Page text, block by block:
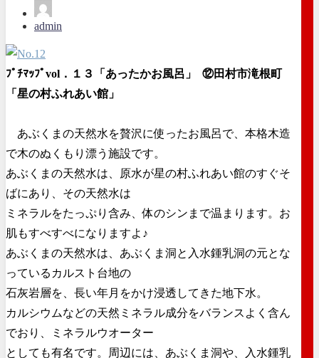
admin
ﾌﾟﾁﾏｯﾌﾟvol．１３「あったかお風呂」 ⑫田村市滝根町
「星の村ふれあい館」
あぶくまの天然水を贅沢に使ったお風呂で、本格木造
で木のぬくもり漂う施設です。
あぶくまの天然水は、原水が星の村ふれあい館のすぐそ
ばにあり、その天然水は
ミネラルをたっぷり含み、体のシンまで温まります。お
肌もすべすべになりますよ♪
あぶくまの天然水は、あぶくま洞と入水鍾乳洞の元とな
っているカルスト台地の
石灰岩層を、長い年月をかけ浸透してきた地下水。
カルシウムなどの天然ミネラル成分をバランスよく含ん
でおり、ミネラルウオーター
としても有名です。周辺には、あぶくま洞や、入水鍾乳